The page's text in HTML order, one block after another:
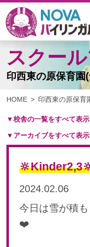
スクー
印西東の原保育園
HOME 印西東の原保育
▼校舎の一覧をすべて表示
札幌保育園（北海道）
仙台八木山保育園（宮城
仙台富沢保育園（宮城県）
つくば西平塚保育園(茨城県
札幌東雁来保育園(北海道)
▼アーカイブをすべて表示
2024年 11月(10)
2024年 10月(20)
2024年 08月(21)
2024年 07月(22)
2024.02.06
今日は雪が積
❤️